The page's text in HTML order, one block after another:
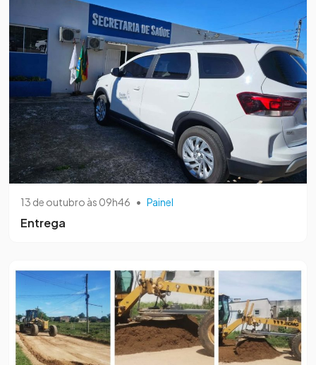
13 de outubro às 09h46 • Painel
Entrega